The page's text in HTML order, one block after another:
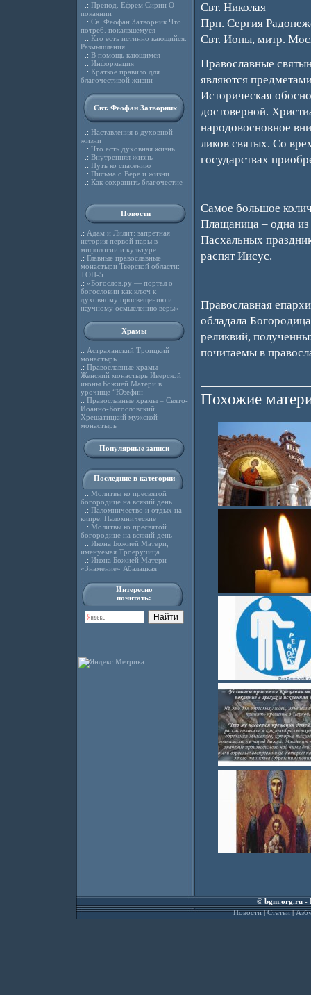
.: Препод. Ефрем Сирин О
покаянии
.: Св. Феофан Затворник Что
потреб. покаявшемуся
.: Кто есть истинно кающийся.
Размышления
.: В помощь кающимся
.: Информация
.: Краткое правило для
благочестивой жизни
Свт. Феофан Затворник
.: Наставления в духовной
жизни
.: Что есть духовная жизнь
.: Внутренняя жизнь
.: Путь ко спасению
.: Письма о Вере и жизни
.: Как сохранить благочестие
Новости
.: Адам и Лилит: запретная
история первой пары в
мифологии и культуре
.: Главные православные
монастыри Тверской области:
ТОП-5
.: «Богослов.ру — портал о
богословии как ключ к
духовному просвещению и
научному осмыслению веры»
Храмы
.: Астраханский Троицкий
монастырь
.: Православные храмы –
Женский монастырь Иверской
иконы Божией Матери в
урочище “Юзефин
.: Православные храмы – Свято-
Иоанно-Богословский
Хрещатицкий мужской
монастырь
Популярные записи
Последние в категории
.: Молитвы ко пресвятой
богородице на всякий день
.: Паломничество и отдых на
кипре. Паломнические
.: Молитвы ко пресвятой
богородице на всякий день
.: Икона Божией Матери,
именуемая Троеручица
.: Икона Божией Матери
«Знамение» Абалацкая
Интересно
почитать:
Свт. Николая
Прп. Сергия
Свт. Ионы, митр.
Православные
являются
Историческая
достоверной.
народовосновное
ликов святых. Со
государствах
Самое большое
Плащаница – одна из
Пасхальных
распят Иисус.
Православная
обладала
реликвий,
почитаемы в
Похожие
©bgm.org.ru-
Новости|Статьи|